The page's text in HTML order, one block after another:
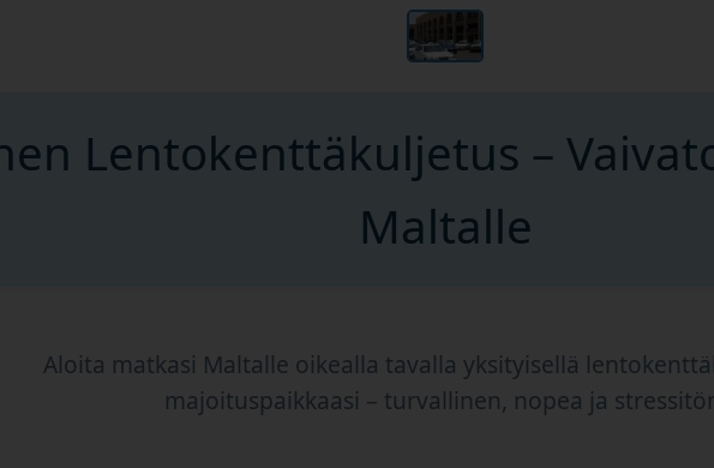
Lentokenttäkuljetus –
Maltalle
Aloita matkasi Maltalle oikealla tavalla yksityisellä
majoituspaikkaasi – turvallinen, nopea ja